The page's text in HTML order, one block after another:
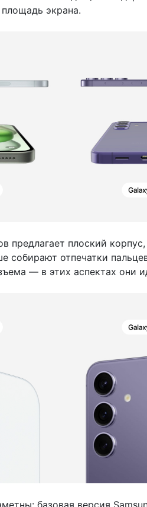
экрана.
предлагает плоский
собирают отпечатки
— в этих аспектах они